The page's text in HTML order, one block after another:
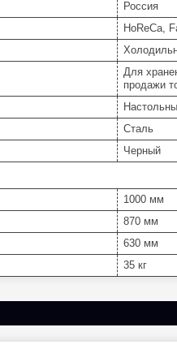
Россия
HoReCa,
Для
продажи
Сталь
Черный
1000 мм
870 мм
630 мм
35 кг